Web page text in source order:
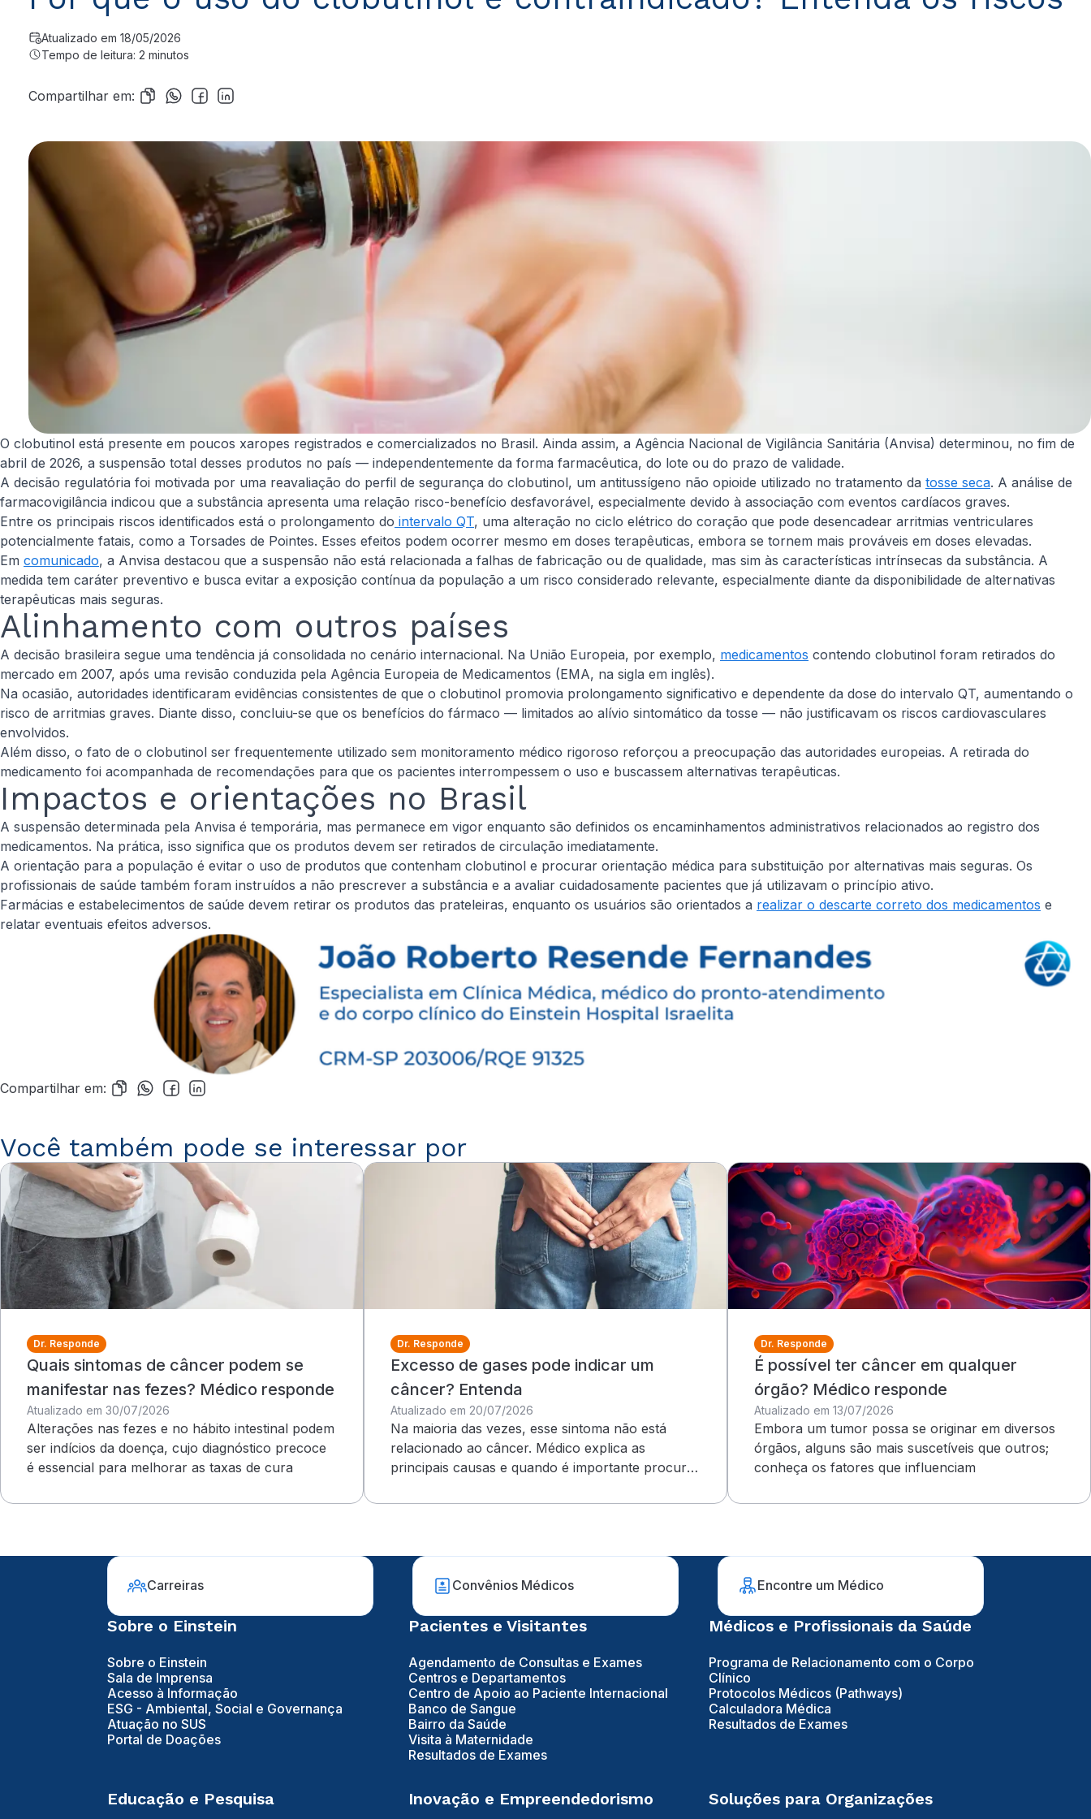
Atualizado em 18/05/2026
Tempo de leitura: 2 minutos
Compartilhar em:
O clobutinol está presente em poucos xaropes registrados e comercializados no Brasil. Ainda assim, a Agência Nacional de Vigilância Sanitária (Anvisa) determinou, no fim de
abril de 2026, a suspensão total desses produtos no país — independentemente da forma farmacêutica, do lote ou do prazo de validade.
A decisão regulatória foi motivada por uma reavaliação do perfil de segurança do clobutinol, um antitussígeno não opioide utilizado no tratamento da tosse seca. A análise de
farmacovigilância indicou que a substância apresenta uma relação risco-benefício desfavorável, especialmente devido à associação com eventos cardíacos graves.
Entre os principais riscos identificados está o prolongamento do intervalo QT, uma alteração no ciclo elétrico do coração que pode desencadear arritmias ventriculares
potencialmente fatais, como a Torsades de Pointes. Esses efeitos podem ocorrer mesmo em doses terapêuticas, embora se tornem mais prováveis em doses elevadas.
Em comunicado, a Anvisa destacou que a suspensão não está relacionada a falhas de fabricação ou de qualidade, mas sim às características intrínsecas da substância. A
medida tem caráter preventivo e busca evitar a exposição contínua da população a um risco considerado relevante, especialmente diante da disponibilidade de alternativas
terapêuticas mais seguras.
Alinhamento com outros países
A decisão brasileira segue uma tendência já consolidada no cenário internacional. Na União Europeia, por exemplo, medicamentos contendo clobutinol foram retirados do
mercado em 2007, após uma revisão conduzida pela Agência Europeia de Medicamentos (EMA, na sigla em inglês).
Na ocasião, autoridades identificaram evidências consistentes de que o clobutinol promovia prolongamento significativo e dependente da dose do intervalo QT, aumentando o
risco de arritmias graves. Diante disso, concluiu-se que os benefícios do fármaco — limitados ao alívio sintomático da tosse — não justificavam os riscos cardiovasculares
envolvidos.
Além disso, o fato de o clobutinol ser frequentemente utilizado sem monitoramento médico rigoroso reforçou a preocupação das autoridades europeias. A retirada do
medicamento foi acompanhada de recomendações para que os pacientes interrompessem o uso e buscassem alternativas terapêuticas.
Impactos e orientações no Brasil
A suspensão determinada pela Anvisa é temporária, mas permanece em vigor enquanto são definidos os encaminhamentos administrativos relacionados ao registro dos
medicamentos. Na prática, isso significa que os produtos devem ser retirados de circulação imediatamente.
A orientação para a população é evitar o uso de produtos que contenham clobutinol e procurar orientação médica para substituição por alternativas mais seguras. Os
profissionais de saúde também foram instruídos a não prescrever a substância e a avaliar cuidadosamente pacientes que já utilizavam o princípio ativo.
Farmácias e estabelecimentos de saúde devem retirar os produtos das prateleiras, enquanto os usuários são orientados a realizar o descarte correto dos medicamentos e
relatar eventuais efeitos adversos.
Compartilhar em:
Você também pode se interessar por
Dr. Responde
Quais sintomas de câncer podem se
manifestar nas fezes? Médico responde
Atualizado em 30/07/2026
Alterações nas fezes e no hábito intestinal podem
ser indícios da doença, cujo diagnóstico precoce
é essencial para melhorar as taxas de cura
Dr. Responde
Excesso de gases pode indicar um
câncer? Entenda
Atualizado em 20/07/2026
Na maioria das vezes, esse sintoma não está
relacionado ao câncer. Médico explica as
principais causas e quando é importante procurar
Dr. Responde
É possível ter câncer em qualquer
órgão? Médico responde
Atualizado em 13/07/2026
Embora um tumor possa se originar em diversos
órgãos, alguns são mais suscetíveis que outros;
conheça os fatores que influenciam
Carreiras Convênios Médicos Encontre um Médico
Sobre o Einstein
Sobre o Einstein
Sala de Imprensa
Acesso à Informação
ESG - Ambiental, Social e Governança
Atuação no SUS
Portal de Doações
Pacientes e Visitantes
Agendamento de Consultas e Exames
Centros e Departamentos
Centro de Apoio ao Paciente Internacional
Banco de Sangue
Bairro da Saúde
Visita à Maternidade
Resultados de Exames
Médicos e Profissionais da Saúde
Programa de Relacionamento com o Corpo
Clínico
Protocolos Médicos (Pathways)
Calculadora Médica
Resultados de Exames
Educação e Pesquisa Inovação e Empreendedorismo Soluções para Organizações